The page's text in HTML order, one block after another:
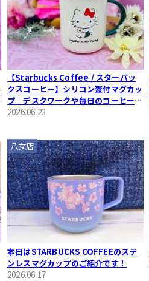
【Starbucks Coffee / スターバッ
クスコーヒー】シリコン蓋付マグカッ
プ｜デスクワークや毎日のコーヒータ
イムに寄り添う台湾スタバ限定ハロー
2026.06.23
本日はSTARBUCKS COFFEEのステ
ンレスマグカップのご紹介です！
2026.06.17
八女店